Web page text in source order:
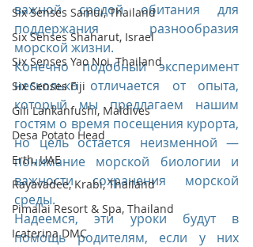
Six Senses Samui, Thailand
Six Senses Shaharut, Israel
Six Senses Yao Noi, Thailand
Six Senses Fiji
Gili Lankanfushi, Maldives
Desa Potato Head
Erth, UAE
Rayavadee, Krabi, Thailand
Pimalai Resort & Spa, Thailand
Icaterina DMC
важной средой обитания для
поддержания разнообразия
морской жизни.
Конечно подобный эксперимент
несколько отличается от опыта,
который мы предлагаем нашим
гостям о время посещения курорта,
но цель остается неизменной —
понимание морской биологии и
важности сохранения морской
среды.
Надеемся, эти уроки будут в
помощь родителям, если у них